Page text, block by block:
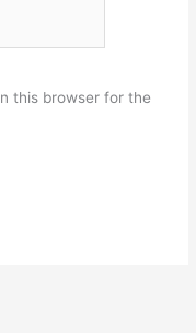
this browser for the